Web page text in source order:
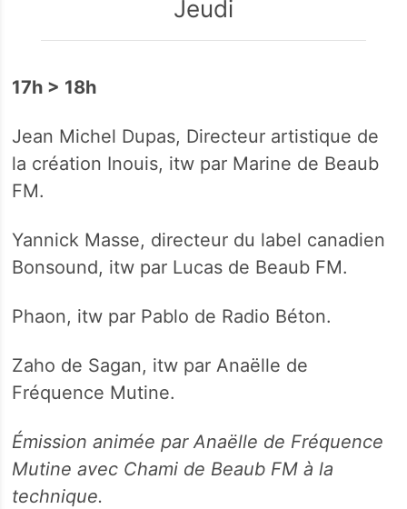
Jeudi
17h > 18h
Jean Michel Dupas, Directeur artistique de
la création Inouis, itw par Marine de Beaub
FM.
Yannick Masse, directeur du label canadien
Bonsound, itw par Lucas de Beaub FM.
Phaon, itw par Pablo de Radio Béton.
Zaho de Sagan, itw par Anaëlle de
Fréquence Mutine.
Émission animée par Anaëlle de Fréquence
Mutine avec Chami de Beaub FM à la
technique.